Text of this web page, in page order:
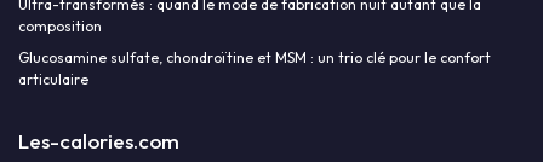
Ultra-transformés : quand le mode de fabrication nuit autant que la
composition
Glucosamine sulfate, chondroïtine et MSM : un trio clé pour le confort
articulaire
Les-calories.com